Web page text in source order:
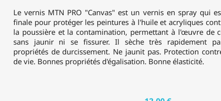
SATINÉ
400ML
Le vernis MTN PRO "Canvas" est un vernis en spray qui
finale pour protéger les peintures à l'huile et acryliques
la poussière et la contamination, permettant à l'œuvre de
sans jaunir ni se fissurer. Il sèche très rapidement
propriétés de durcissement. Ne jaunit pas. Protection
de vie. Bonnes propriétés d'égalisation. Bonne élasticité.